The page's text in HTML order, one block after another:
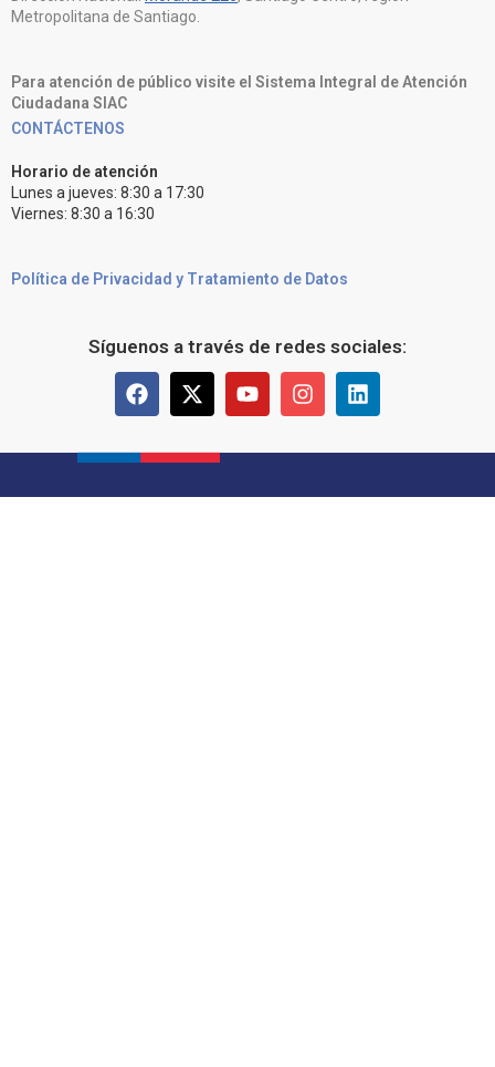
Metropolitana de Santiago.
Para atención de público visite el Sistema Integral de Atención
Ciudadana SIAC
CONTÁCTENOS
Horario de atención
Lunes a jueves: 8:30 a 17:30
Viernes: 8:30 a 16:30
Política de Privacidad y Tratamiento de Datos
Síguenos a través de redes sociales: